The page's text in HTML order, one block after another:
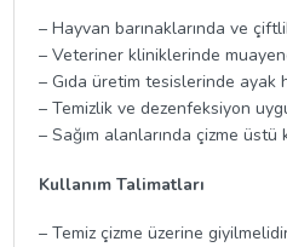
– Hayvan barınaklarında ve
– Veteriner kliniklerinde
– Gıda üretim tesislerinde ayak
– Temizlik ve dezenfeksiyon
– Sağım alanlarında çizme üstü
Kullanım Talimatları
– Temiz çizme üzerine